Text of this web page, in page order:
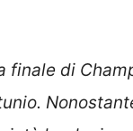
finale di